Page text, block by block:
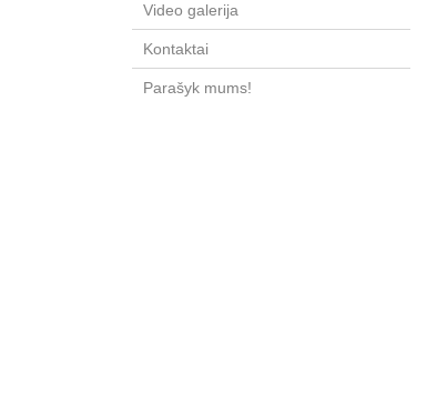
Video galerija
Kontaktai
Parašyk mums!